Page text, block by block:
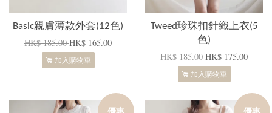
Basic親膚薄款外套(12色)
HK$ 185.00HK$ 165.00
加入購物車
Tweed珍珠扣針織上衣(5
色)
HK$ 185.00HK$ 175.00
加入購物車